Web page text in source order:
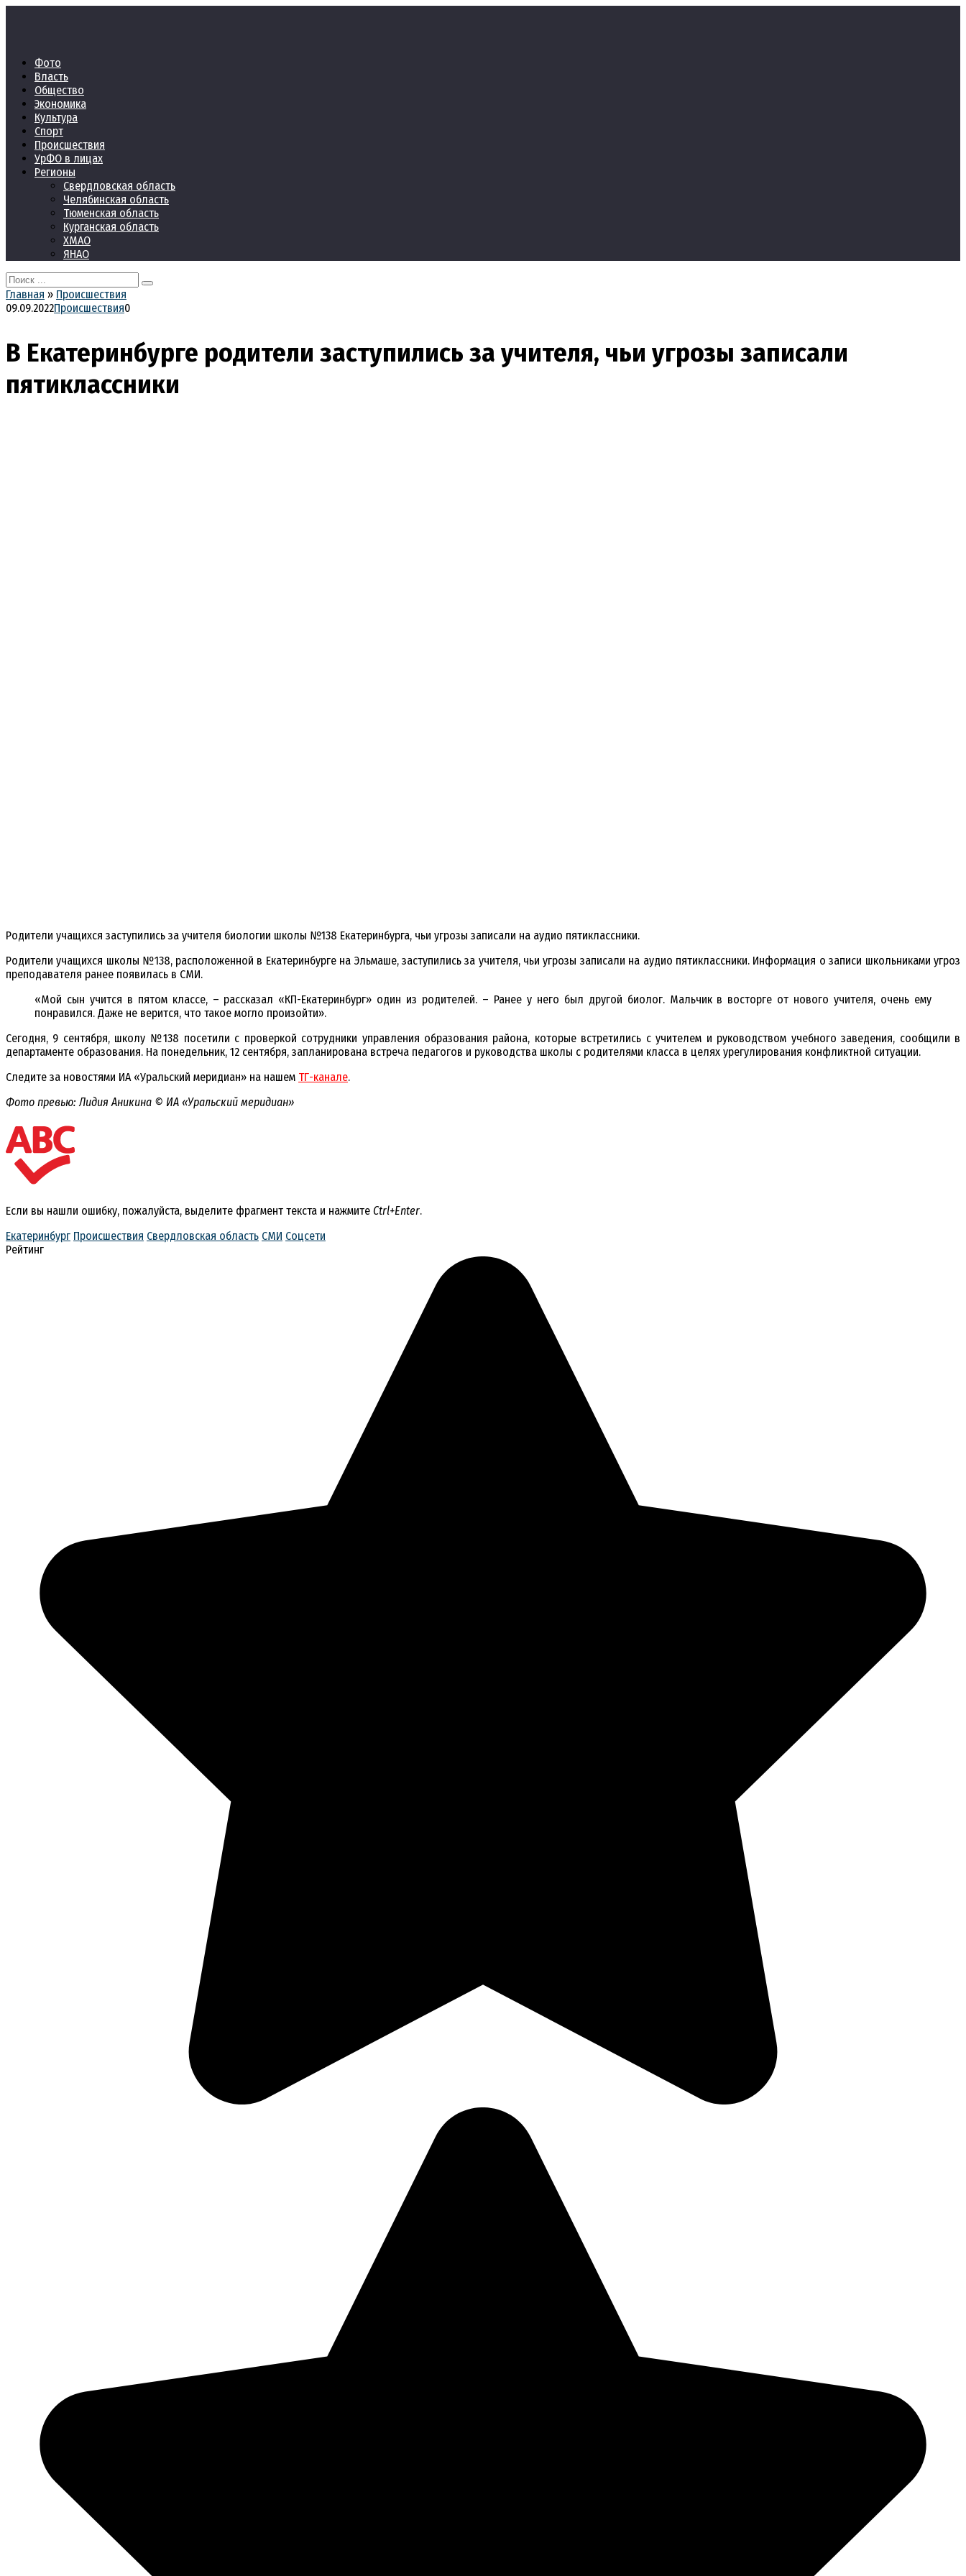
Фото
Власть
Общество
Экономика
Культура
Спорт
Происшествия
УрФО в лицах
Регионы
Свердловская область
Челябинская область
Тюменская область
Курганская область
ХМАО
ЯНАО
Search
for:
Главная » Происшествия
09.09.2022Происшествия0
В Екатеринбурге родители заступились за учителя, чьи угрозы записали
пятиклассники
Родители учащихся заступились за учителя биологии школы №138 Екатеринбурга, чьи угрозы записали на аудио пятиклассники.
Родители учащихся школы №138, расположенной в Екатеринбурге на Эльмаше, заступились за учителя, чьи угрозы записали на аудио пятиклассники. Информация о записи школьниками угроз
преподавателя ранее появилась в СМИ.
«Мой сын учится в пятом классе, – рассказал «КП-Екатеринбург» один из родителей. – Ранее у него был другой биолог. Мальчик в восторге от нового учителя, очень ему
понравился. Даже не верится, что такое могло произойти».
Сегодня, 9 сентября, школу №138 посетили с проверкой сотрудники управления образования района, которые встретились с учителем и руководством учебного заведения, сообщили в
департаменте образования. На понедельник, 12 сентября, запланирована встреча педагогов и руководства школы с родителями класса в целях урегулирования конфликтной ситуации.
Следите за новостями ИА «Уральский меридиан» на нашем ТГ-канале.
Фото превью: Лидия Аникина © ИА «Уральский меридиан»
Если вы нашли ошибку, пожалуйста, выделите фрагмент текста и нажмите Ctrl+Enter.
Екатеринбург Происшествия Свердловская область СМИ Соцсети
Рейтинг